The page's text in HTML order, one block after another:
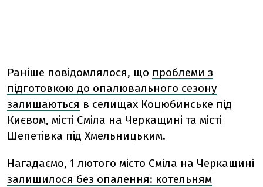
Раніше повідомлялося, що проблеми з
підготовкою до опалювального сезону
залишаються в селищах Коцюбинське під
Києвом, місті Сміла на Черкащині та місті
Шепетівка під Хмельницьким.
Нагадаємо, 1 лютого місто Сміла на Черкащині
залишилося без опалення: котельням